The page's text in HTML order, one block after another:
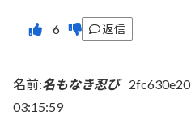
返信
名前:名もなき忍び 2fc630e20
03:15:59